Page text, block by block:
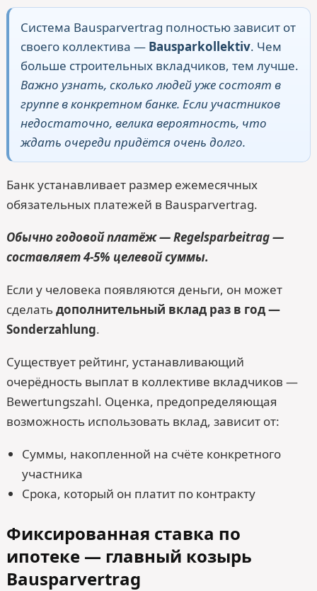
Система Bausparvertrag полностью зависит от
своего коллектива — Bausparkollektiv. Чем
больше строительных вкладчиков, тем лучше.
Важно узнать, сколько людей уже состоят в
группе в конкретном банке. Если участников
недостаточно, велика вероятность, что
ждать очереди придётся очень долго.
Банк устанавливает размер ежемесячных
обязательных платежей в Bausparvertrag.
Обычно годовой платёж — Regelsparbeitrag —
составляет 4-5% целевой суммы.
Если у человека появляются деньги, он может
сделатьдополнительный вклад раз в год —
Sonderzahlung.
Существует рейтинг, устанавливающий
очерёдность выплат в коллективе вкладчиков —
Bewertungszahl. Оценка, предопределяющая
возможность использовать вклад, зависит от:
Суммы, накопленной на счёте конкретного
участника
Срока, который он платит по контракту
Фиксированная ставка по
ипотеке — главный козырь
Bausparvertrag